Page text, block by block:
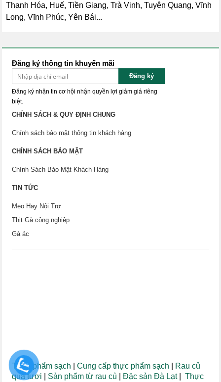
Thanh Hóa, Huế, Tiền Giang, Trà Vinh, Tuyên Quang, Vĩnh
Long, Vĩnh Phúc, Yên Bái...
Đăng ký thông tin khuyến mãi
Đăng ký
Đăng ký nhận tin cơ hội nhận quyền lợi giảm giá riêng
biệt.
CHÍNH SÁCH & QUY ĐỊNH CHUNG
Chính sách bảo mật thông tin khách hàng
CHÍNH SÁCH BẢO MẬT
Chính Sách Bảo Mật Khách Hàng
TIN TỨC
Mẹo Hay Nội Trợ
Thịt Gà công nghiệp
Gà ác
Thực phẩm sạch |Cung cấp thực phẩm sạch
Rau củ
quả tươi
Sản phẩm từ rau củ |Đặc sản Đà Lạt|Thực